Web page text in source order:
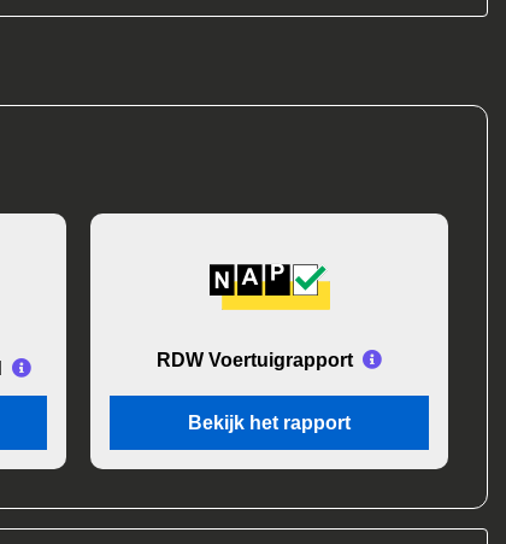
RDW Voertuigrapport
Bekijk het rapport